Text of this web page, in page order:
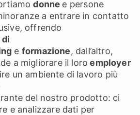
donne e persone
a entrare in contatto
offrendo
e formazione, dall’altro,
a migliorare il loro employer
un ambiente di lavoro più
del nostro prodotto: ci
e analizzare dati per